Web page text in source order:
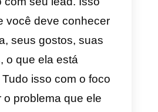
para eliminar No-